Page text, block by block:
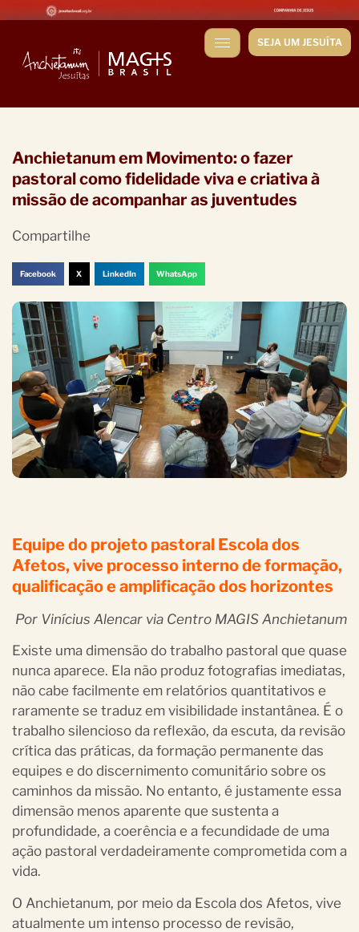
SEJA UM JESUÍTA
Anchietanum em Movimento: o fazer
pastoral como fidelidade viva e criativa à
missão de acompanhar as juventudes
Compartilhe
Facebook X LinkedIn WhatsApp
Equipe do projeto pastoral Escola dos
Afetos, vive processo interno de formação,
qualificação e amplificação dos horizontes
Por Vinícius Alencar via Centro MAGIS Anchietanum
Existe uma dimensão do trabalho pastoral que quase
nunca aparece. Ela não produz fotografias imediatas,
não cabe facilmente em relatórios quantitativos e
raramente se traduz em visibilidade instantânea. É o
trabalho silencioso da reflexão, da escuta, da revisão
crítica das práticas, da formação permanente das
equipes e do discernimento comunitário sobre os
caminhos da missão. No entanto, é justamente essa
dimensão menos aparente que sustenta a
profundidade, a coerência e a fecundidade de uma
ação pastoral verdadeiramente comprometida com a
vida.
O Anchietanum, por meio da Escola dos Afetos, vive
atualmente um intenso processo de revisão,